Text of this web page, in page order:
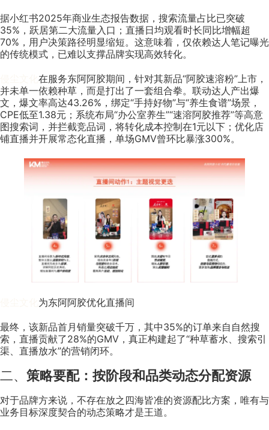
据小红书2025年商业生态报告数据，搜索流量占比已突破
35%，跃居第二大流量入口；直播日均观看时长同比增幅超
70%，用户决策路径明显缩短。这意味着，仅依赖达人笔记曝光
的传统模式，已难以支撑品牌实现高效转化。
在服务东阿阿胶期间，针对其新品“阿胶速溶粉”上市，
并未单一依赖种草，而是打出了一套组合拳。联动达人产出爆
文，爆文率高达43.26%，绑定“手持好物”与“养生食谱”场景，
CPE低至1.38元；系统布局“办公室养生”“速溶阿胶推荐”等高意
图搜索词，并拦截竞品词，将转化成本控制在1元以下；优化店
铺直播并开展常态化直播，单场GMV曾环比暴涨300%。
为东阿阿胶优化直播间
最终，该新品首月销量突破千万，其中35%的订单来自自然搜
索，直播贡献了28%的GMV，真正构建起了“种草蓄水、搜索引
渠、直播放水”的营销闭环。
二、 策略要配：按阶段和品类动态分配资源
对于品牌方来说，不存在放之四海皆准的资源配比方案，唯有与
业务目标深度契合的动态策略才是王道。